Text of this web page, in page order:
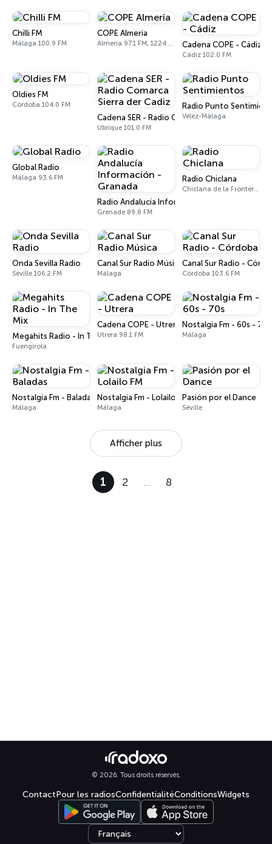
Chilli FM
Málaga 100.9 FM
COPE Almería
Almería 97.1 FM, 1224 AM Cadena COPE - Cádiz
Cádiz 102.0 FM
Oldies FM
Córdoba 104.0 FM
Cadena SER - Radio Comarca Sierra der Cadiz
Ubrique 101.0 FM
Radio Punto
Vélez-Málaga
Global Radio
Málaga 93.6 FM
Radio Andalucía Información - Granada
Grenade 89.8 FM
Radio Chiclana
Chiclana de la Frontera 107.7 FM
Onda Sevilla Radio
Séville 106.2 FM
Canal Sur Radio Música
Málaga
Canal Sur Radio -
Córdoba 103.6 FM
Megahits Radio - In The Mix
Fuengirola
Cadena COPE - Utrera
Utrera 98.1 FM
Nostalgia Fm - 60s - 70s
Málaga
Nostalgia Fm - Baladas
Málaga
Nostalgia Fm - Lolailo FM
Málaga
Pasión por el Dance
Séville
Afficher plus
1 2 … 8
© 2026. Tous droits réservés.
ContactPour les radiosConfidentialitéConditionsWidgets
Select language